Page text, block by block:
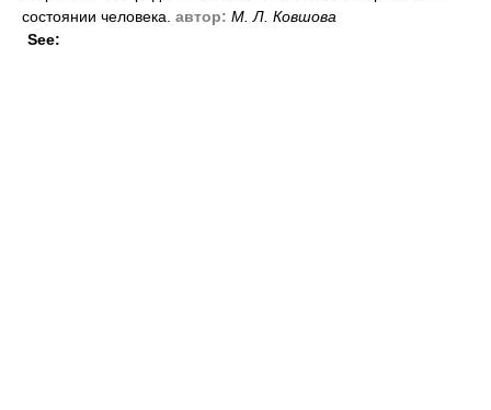
состоянии человека. автор: М. Л. Ковшова
See: